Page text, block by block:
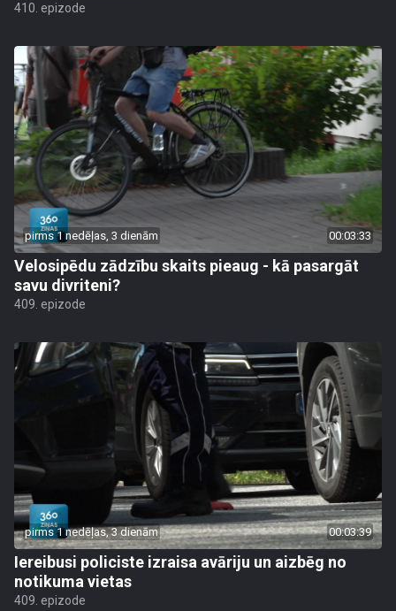
410. epizode
pirms 1 nedēļas, 3 dienām 00:03:33
Velosipēdu zādzību skaits pieaug - kā pasargāt
savu divriteni?
409. epizode
pirms 1 nedēļas, 3 dienām 00:03:39
Iereibusi policiste izraisa avāriju un aizbēg no
notikuma vietas
409. epizode